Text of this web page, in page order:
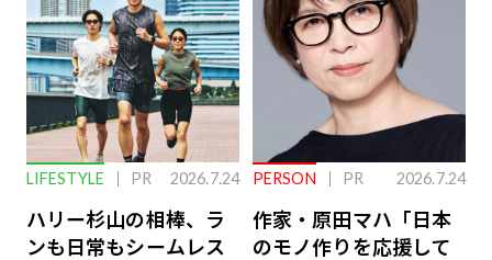
LIFESTYLE PR 2026.7.24
ハリー杉山の相棒、ラ
ンも日常もシームレス
PERSON PR 2026.7.24
作家・原田マハ「日本
のモノ作りを応援して